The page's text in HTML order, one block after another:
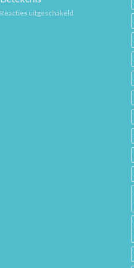
Reacties uitgeschakeld